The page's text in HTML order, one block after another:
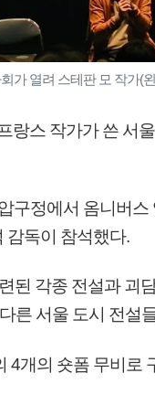
가 열려 스테판 모 작가
랑스 작가가 쓴 서
구정에서 옴니버
감독이 참석했다.
된 각종 전설과 괴
른 서울 도시 전설
4개의 숏폼 무비로